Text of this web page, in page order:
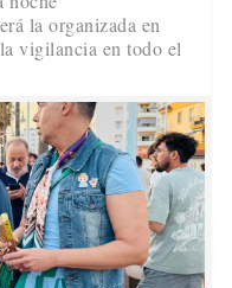
la organizada en
vigilancia en todo el